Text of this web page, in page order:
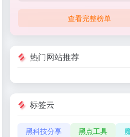
查看完整榜单
热门网站推荐
标签云
黑科技分享 黑点工具